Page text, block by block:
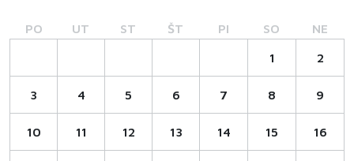
PO UT ST ŠT PI SO NE
1 2
3 4 5 6 7 8 9
10 11 12 13 14 15 16